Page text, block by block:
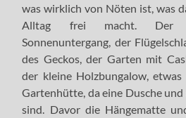
was wirklich von Nöten ist, was
Alltag frei macht. Der
Sonnenuntergang, der
des Geckos, der Garten mit
der kleine Holzbungalow,
Gartenhütte, da eine Dusche
sind. Davor die Hängematte